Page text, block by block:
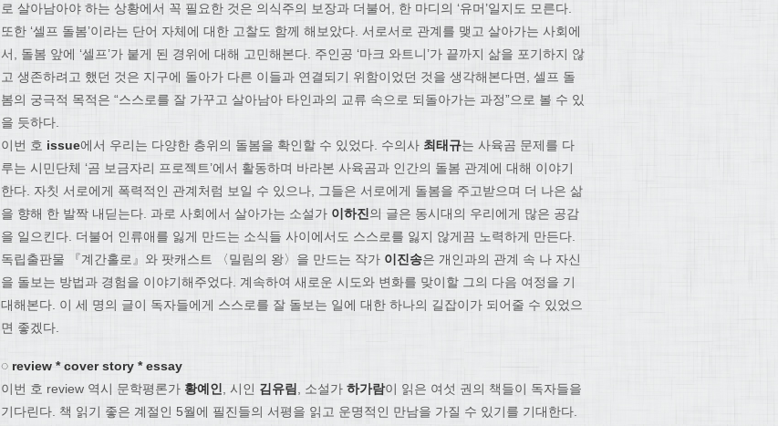
로 살아남아야 하는 상황에서 꼭 필요한 것은 의식주의 보장과 더불어, 한 마디의 ‘유머’일지도 모른다.
또한 ‘셀프 돌봄’이라는 단어 자체에 대한 고찰도 함께 해보았다. 서로서로 관계를 맺고 살아가는 사회에
서, 돌봄 앞에 ‘셀프’가 붙게 된 경위에 대해 고민해본다. 주인공 ‘마크 와트니’가 끝까지 삶을 포기하지 않
고 생존하려고 했던 것은 지구에 돌아가 다른 이들과 연결되기 위함이었던 것을 생각해본다면, 셀프 돌
봄의 궁극적 목적은 “스스로를 잘 가꾸고 살아남아 타인과의 교류 속으로 되돌아가는 과정”으로 볼 수 있
을 듯하다.
이번 호 issue에서 우리는 다양한 층위의 돌봄을 확인할 수 있었다. 수의사 최태규는 사육곰 문제를 다
루는 시민단체 ‘곰 보금자리 프로젝트’에서 활동하며 바라본 사육곰과 인간의 돌봄 관계에 대해 이야기
한다. 자칫 서로에게 폭력적인 관계처럼 보일 수 있으나, 그들은 서로에게 돌봄을 주고받으며 더 나은 삶
을 향해 한 발짝 내딛는다. 과로 사회에서 살아가는 소설가 이하진의 글은 동시대의 우리에게 많은 공감
을 일으킨다. 더불어 인류애를 잃게 만드는 소식들 사이에서도 스스로를 잃지 않게끔 노력하게 만든다.
독립출판물 『계간홀로』와 팟캐스트 〈밀림의 왕〉을 만드는 작가 이진송은 개인과의 관계 속 나 자신
을 돌보는 방법과 경험을 이야기해주었다. 계속하여 새로운 시도와 변화를 맞이할 그의 다음 여정을 기
대해본다. 이 세 명의 글이 독자들에게 스스로를 잘 돌보는 일에 대한 하나의 길잡이가 되어줄 수 있었으
면 좋겠다.
◌ review * cover story * essay
이번 호 review 역시 문학평론가 황예인 , 시인 김유림 , 소설가 하가람이 읽은 여섯 권의 책들이 독자들을
기다린다. 책 읽기 좋은 계절인 5월에 필진들의 서평을 읽고 운명적인 만남을 가질 수 있기를 기대한다.